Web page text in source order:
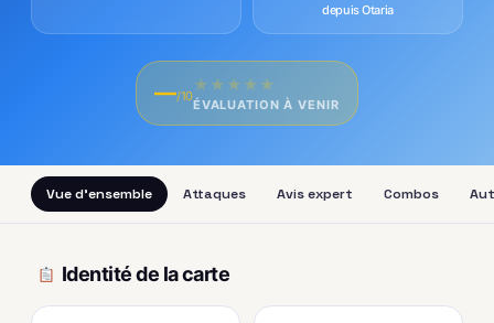
depuis Otaria
—/10
★ ★ ★ ★ ★
ÉVALUATION À VENIR
Vue d'ensemble Attaques Avis expert Combos
Identité de la carte